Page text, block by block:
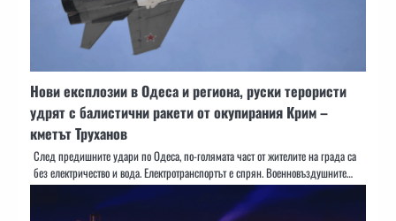
Нови експлозии в Одеса и региона, руски терористи
удрят с балистични ракети от окупирания Крим –
кметът Труханов
След предишните удари по Одеса, по-голямата част от жителите на града са
без електричество и вода. Електротранспортът е спрян. Военновъздушните…